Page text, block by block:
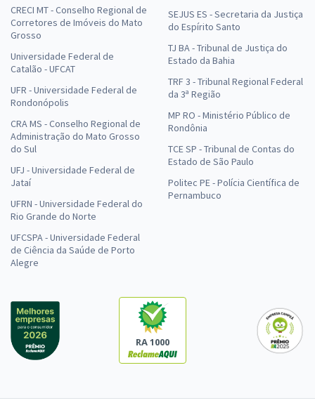
CRECI MT - Conselho Regional de
Corretores de Imóveis do Mato
Grosso
Universidade Federal de
Catalão - UFCAT
UFR - Universidade Federal de
Rondonópolis
CRA MS - Conselho Regional de
Administração do Mato Grosso
do Sul
UFJ - Universidade Federal de
Jataí
UFRN - Universidade Federal do
Rio Grande do Norte
UFCSPA - Universidade Federal
de Ciência da Saúde de Porto
Alegre
SEJUS ES - Secretaria da Justiça
do Espírito Santo
TJ BA - Tribunal de Justiça do
Estado da Bahia
TRF 3 - Tribunal Regional Federal
da 3ª Região
MP RO - Ministério Público de
Rondônia
TCE SP - Tribunal de Contas do
Estado de São Paulo
Politec PE - Polícia Científica de
Pernambuco
RA 1000